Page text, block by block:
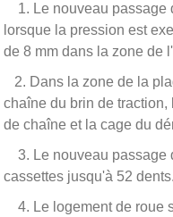
1. Le nouveau passage
lorsque la pression est
de 8 mm dans la zone de
2. Dans la zone de la
chaîne du brin de
de chaîne et la cage du
3. Le nouveau passage
cassettes jusqu'à 52 dents.
4. Le logement de roue